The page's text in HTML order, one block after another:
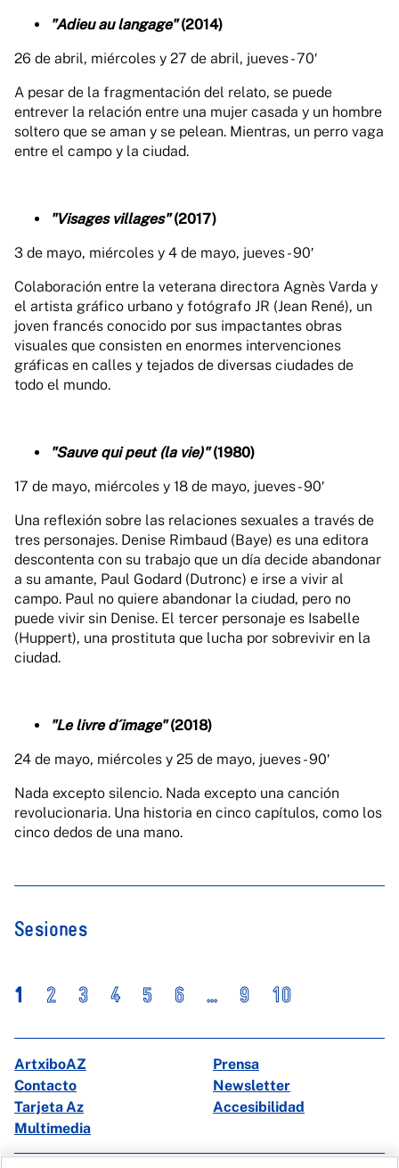
"Adieu au langage"(2014)
26 de abril, miércoles y 27 de abril, jueves - 70′
A pesar de la fragmentación del relato, se puede
entrever la relación entre una mujer casada y un hombre
soltero que se aman y se pelean. Mientras, un perro vaga
entre el campo y la ciudad.
"Visages villages"(2017)
3 de mayo, miércoles y 4 de mayo, jueves - 90′
Colaboración entre la veterana directora Agnès Varda y
el artista gráfico urbano y fotógrafo JR (Jean René), un
joven francés conocido por sus impactantes obras
visuales que consisten en enormes intervenciones
gráficas en calles y tejados de diversas ciudades de
todo el mundo.
"Sauve qui peut (la vie)"(1980)
17 de mayo, miércoles y 18 de mayo, jueves - 90′
Una reflexión sobre las relaciones sexuales a través de
tres personajes. Denise Rimbaud (Baye) es una editora
descontenta con su trabajo que un día decide abandonar
a su amante, Paul Godard (Dutronc) e irse a vivir al
campo. Paul no quiere abandonar la ciudad, pero no
puede vivir sin Denise. El tercer personaje es Isabelle
(Huppert), una prostituta que lucha por sobrevivir en la
ciudad.
"Le livre d´image"(2018)
24 de mayo, miércoles y 25 de mayo, jueves - 90′
Nada excepto silencio. Nada excepto una canción
revolucionaria. Una historia en cinco capítulos, como los
cinco dedos de una mano.
Sesiones
1 2 3 4 5 6 ... 9 10
ArtxiboAZ
Prensa
Contacto
Newsletter
Tarjeta Az
Accesibilidad
Multimedia